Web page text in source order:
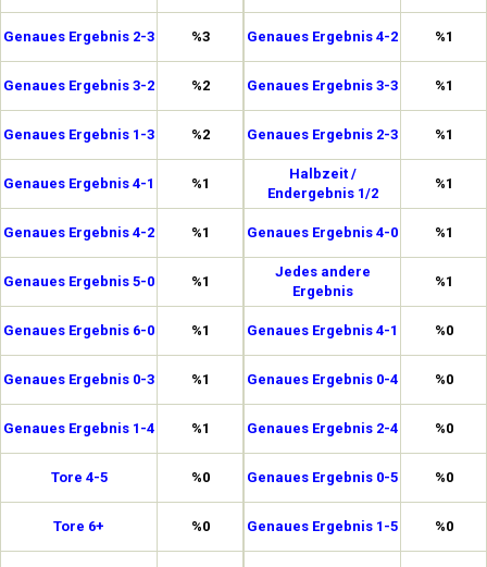
Genaues Ergebnis 2-3 %3
Genaues Ergebnis 3-2 %2
Genaues Ergebnis 1-3 %2
Genaues Ergebnis 4-1 %1
Genaues Ergebnis 4-2 %1
Genaues Ergebnis 5-0 %1
Genaues Ergebnis 6-0 %1
Genaues Ergebnis 0-3 %1
Genaues Ergebnis 1-4 %1
Tore 4-5 %0
Tore 6+ %0
Genaues Ergebnis 4-2 %1
Genaues Ergebnis 3-3 %1
Genaues Ergebnis 2-3 %1
Halbzeit /
Endergebnis 1/2
%1
Genaues Ergebnis 4-0 %1
Jedes andere
Ergebnis
%1
Genaues Ergebnis 4-1 %0
Genaues Ergebnis 0-4 %0
Genaues Ergebnis 2-4 %0
Genaues Ergebnis 0-5 %0
Genaues Ergebnis 1-5 %0